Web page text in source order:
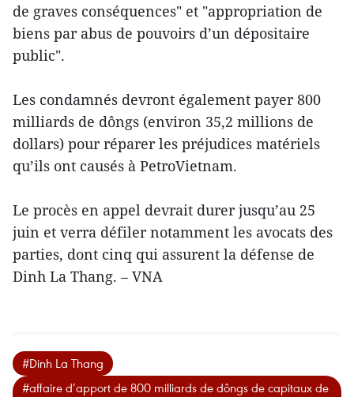
de graves conséquences" et "appropriation de
biens par abus de pouvoirs d’un dépositaire
public".
Les condamnés devront également payer 800
milliards de dôngs (environ 35,2 millions de
dollars) pour réparer les préjudices matériels
qu’ils ont causés à PetroVietnam.
Le procès en appel devrait durer jusqu’au 25
juin et verra défiler notamment les avocats des
parties, dont cinq qui assurent la défense de
Dinh La Thang. – VNA
#Dinh La Thang
#affaire d’apport de 800 milliards de dôngs de capitaux de